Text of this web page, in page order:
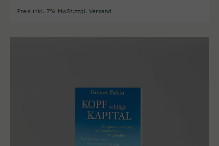
Preis inkl. 7% MwSt.zzgl. Versand